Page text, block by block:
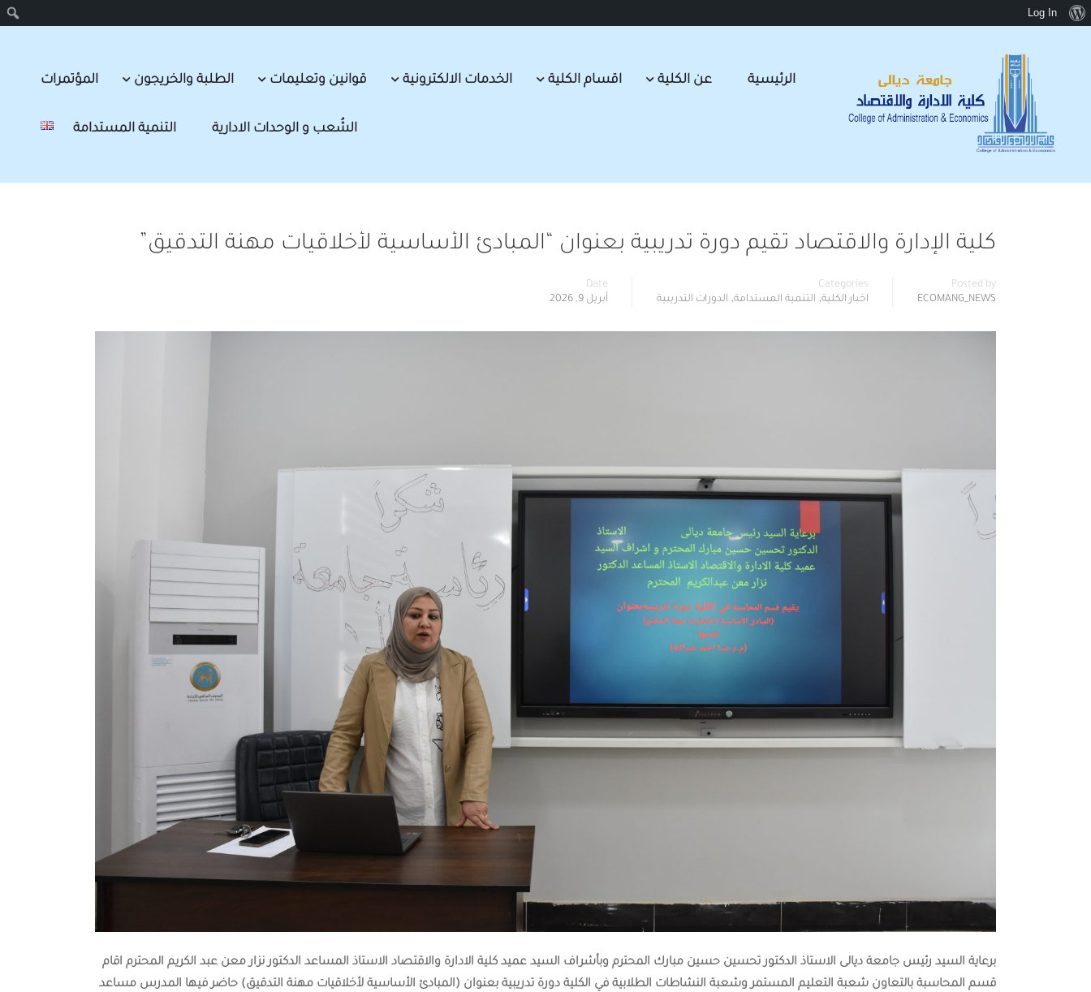
Log In
الرئيسية عن الكلية اقسام الكلية الخدمات الالكترونية قوانين وتعليمات الطلبة والخريجون المؤتمرات
الشُعب و الوحدات الادارية التنمية المستدامة
كلية الإدارة والاقتصاد تقيم دورة تدريبية بعنوان “المبادئ الأساسية لأخلاقيات مهنة التدقيق”
Posted by
ECOMANG_NEWS
Categories
اخبار الكلية, التنمية المستدامة, الدورات التدريبية
Date
أبريل 9, 2026
برعاية السيد رئيس جامعة ديالى الاستاذ الدكتور تحسين حسين مبارك المحترم وبأشراف السيد عميد كلية الادارة والاقتصاد الاستاذ المساعد الدكتور نزار معن عبد الكريم المحترم اقام
قسم المحاسبة بالتعاون شعبة التعليم المستمر وشعبة النشاطات الطلابية في الكلية دورة تدريبية بعنوان (المبادئ الأساسية لأخلاقيات مهنة التدقيق) حاضر فيها المدرس مساعد